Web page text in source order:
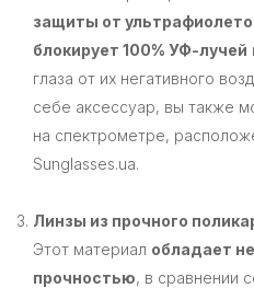
защиты от
блокирует 100% УФ-лучей
глаза от их негативного
себе аксессуар, вы также
на спектрометре,
Sunglasses.ua.
Линзы из прочного
Этот материал обладает
прочностью, в сравнении